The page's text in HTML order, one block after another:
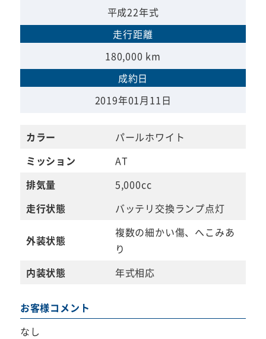
平成22年式
走行距離
180,000 km
成約日
2019年01月11日
カラー
パールホワイト
ミッション
AT
排気量
5,000cc
走行状態
バッテリ交換ランプ点灯
外装状態
複数の細かい傷、へこみあ
り
内装状態
年式相応
お客様コメント
なし